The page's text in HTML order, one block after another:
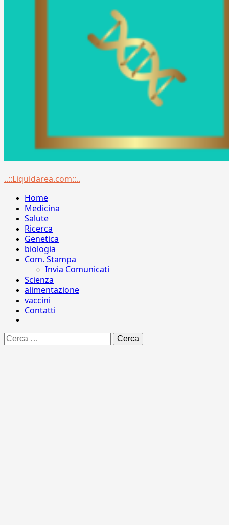
Menu
..::Liquidarea.com::..
Home
Medicina
Salute
Ricerca
Genetica
biologia
Com. Stampa
Invia Comunicati
Scienza
alimentazione
vaccini
Contatti
Ricerca
per: